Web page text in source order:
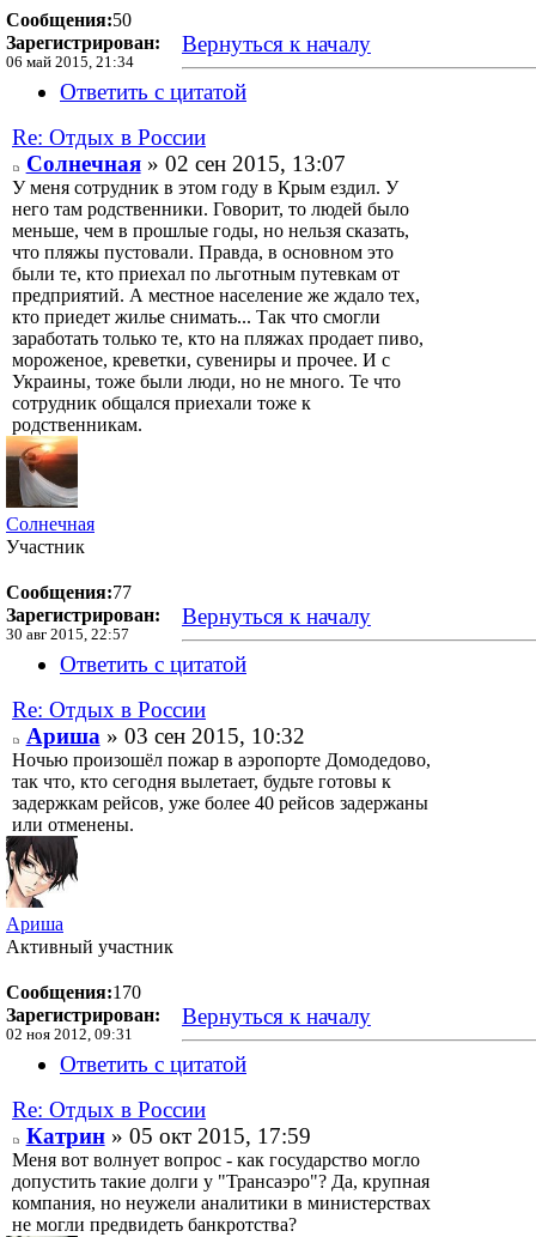
Сообщения:50
Зарегистрирован:
06 май 2015, 21:34
Вернуться к началу
Ответить с цитатой
Re: Отдых в России
Солнечная» 02 сен 2015, 13:07
У меня сотрудник в этом году в Крым ездил. У
него там родственники. Говорит, то людей было
меньше, чем в прошлые годы, но нельзя сказать,
что пляжы пустовали. Правда, в основном это
были те, кто приехал по льготным путевкам от
предприятий. А местное население же ждало тех,
кто приедет жилье снимать... Так что смогли
заработать только те, кто на пляжах продает пиво,
мороженое, креветки, сувениры и прочее. И с
Украины, тоже были люди, но не много. Те что
сотрудник общался приехали тоже к
родственникам.
Солнечная
Участник
Сообщения:77
Зарегистрирован:
30 авг 2015, 22:57
Вернуться к началу
Ответить с цитатой
Re: Отдых в России
Ариша» 03 сен 2015, 10:32
Ночью произошёл пожар в аэропорте Домодедово,
так что, кто сегодня вылетает, будьте готовы к
задержкам рейсов, уже более 40 рейсов задержаны
или отменены.
Ариша
Активный участник
Сообщения:170
Зарегистрирован:
02 ноя 2012, 09:31
Вернуться к началу
Ответить с цитатой
Re: Отдых в России
Катрин» 05 окт 2015, 17:59
Меня вот волнует вопрос - как государство могло
допустить такие долги у "Трансаэро"? Да, крупная
компания, но неужели аналитики в министерствах
не могли предвидеть банкротства?